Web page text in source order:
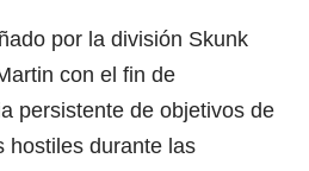
por la división Skunk
con el fin de
persistente de objetivos de
hostiles durante las